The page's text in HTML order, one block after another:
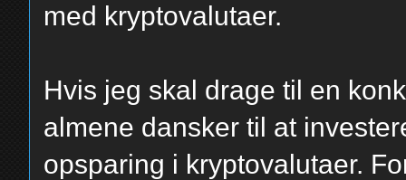
med kryptovalutaer.
Hvis jeg skal drage til en
almene dansker til at
opsparing i kryptovalutaer.